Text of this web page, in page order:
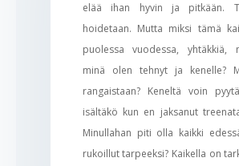
elää ihan hyvin ja pitkään.
hoidetaan. Mutta miksi tämä
puolessa vuodessa, yhtäkkiä,
minä olen tehnyt ja kenelle?
rangaistaan? Keneltä voin
isältäkö kun en jaksanut
Minullahan piti olla kaikki
rukoillut tarpeeksi? Kaikella on